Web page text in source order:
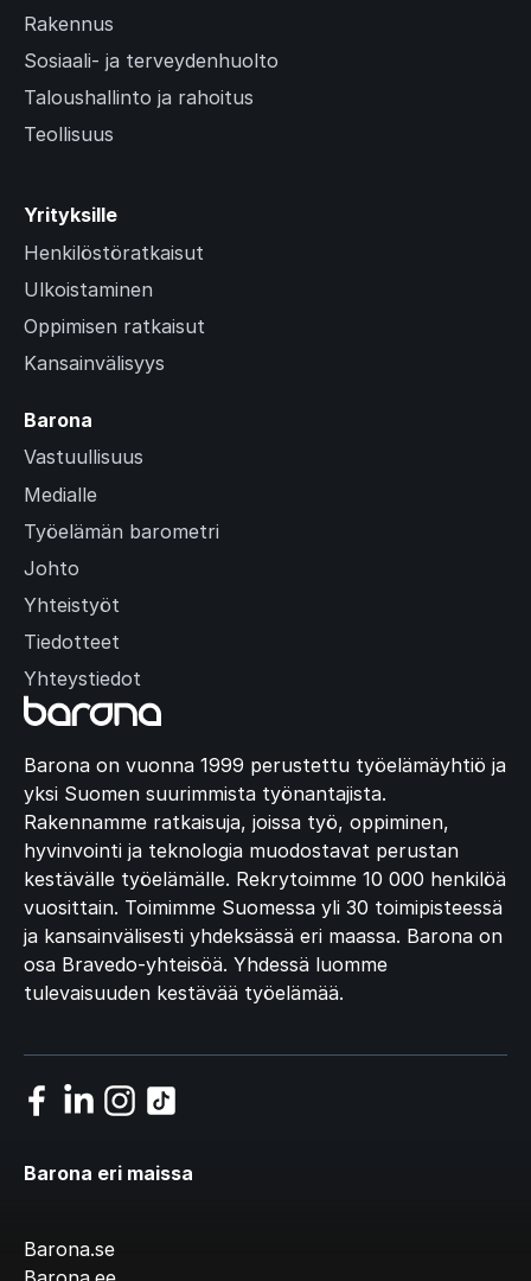
Barona on vuonna 1999 perustettu työelämäyhtiö ja
yksi Suomen suurimmista työnantajista.
Rakennamme ratkaisuja, joissa työ, oppiminen,
hyvinvointi ja teknologia muodostavat perustan
kestävälle työelämälle. Rekrytoimme 10 000 henkilöä
vuosittain. Toimimme Suomessa yli 30 toimipisteessä
ja kansainvälisesti yhdeksässä eri maassa. Barona on
osa Bravedo-yhteisöä. Yhdessä luomme
tulevaisuuden kestävää työelämää.
Rakennus
Sosiaali- ja terveydenhuolto
Taloushallinto ja rahoitus
Teollisuus
Yrityksille
Henkilöstöratkaisut
Ulkoistaminen
Oppimisen ratkaisut
Kansainvälisyys
Barona
Vastuullisuus
Medialle
Työelämän barometri
Johto
Yhteistyöt
Tiedotteet
Yhteystiedot
Barona eri maissa
Barona.se